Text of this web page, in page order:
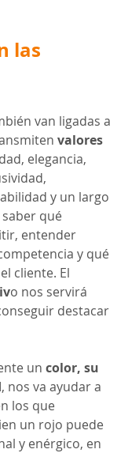
las
van ligadas a
valores
elegancia,
y un largo
qué
entender
y qué
cliente. El
o nos servirá
destacar
un color, su
, nos va ayudar a
los que
un rojo puede
y enérgico, en